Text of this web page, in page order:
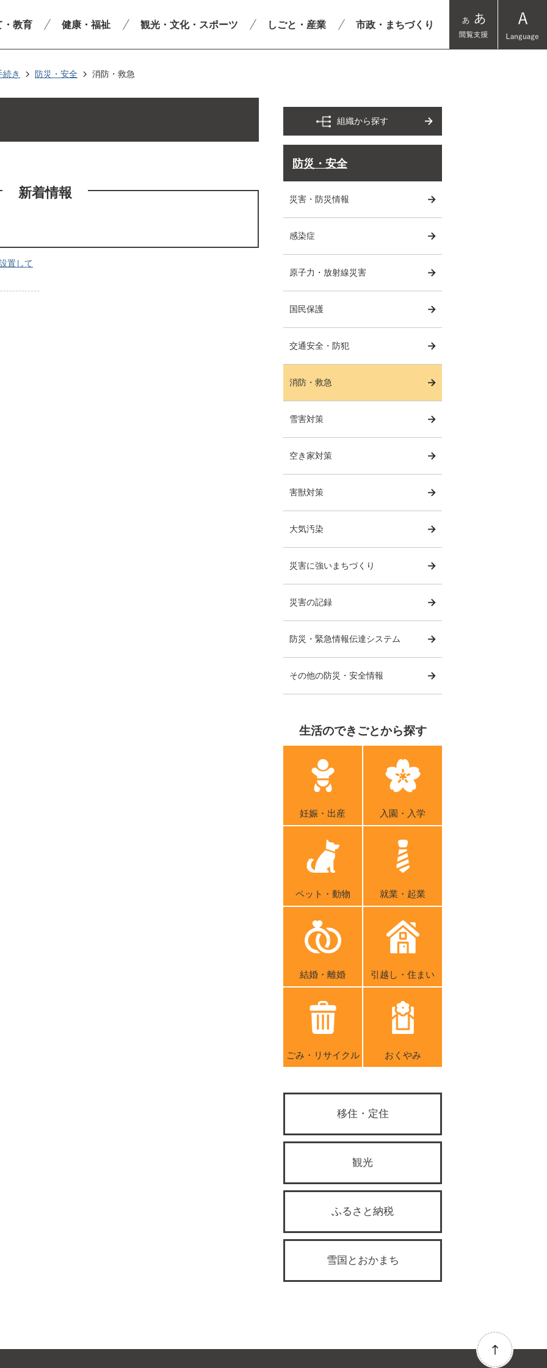
・教育 健康・福祉 観光・文化・スポーツ しごと・産業 市政・まちづくり
き 防災・安全 消防・救急
新着情報
置して
組織から探す
防災・安全
災害・防災情報
感染症
原子力・放射線災害
国民保護
交通安全・防犯
消防・救急
雪害対策
空き家対策
害獣対策
大気汚染
災害に強いまちづくり
災害の記録
防災・緊急情報伝達システム
その他の防災・安全情報
生活のできごとから探す
妊娠・出産 入園・入学
ペット・動物 就業・起業
結婚・離婚 引越し・住まい
ごみ・リサイクル おくやみ
移住・定住
観光
ふるさと納税
雪国とおかまち